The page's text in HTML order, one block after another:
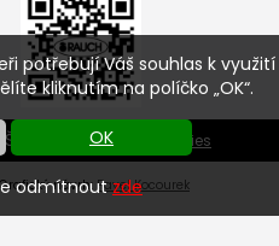
potřebují Váš souhlas k využití
kliknutím na políčko „OK“.
OK
odmítnoutzde
2026 | Nastavení cookies
návrh:Pavel Kocourek